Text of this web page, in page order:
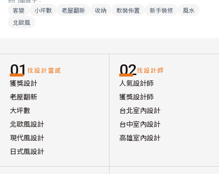
客變
小坪數 老屋翻新 收納 軟裝佈置 新手裝修
風水
北歐風
01 找設計靈感
獲獎設計
老屋翻新
大坪數
北歐風設計
現代風設計
日式風設計
02找設計師
人氣設計師
獲獎設計師
台北室內設計
台中室內設計
高雄室內設計